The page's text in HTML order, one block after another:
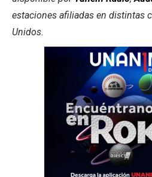
estaciones afiliadas en distintas
Unidos.